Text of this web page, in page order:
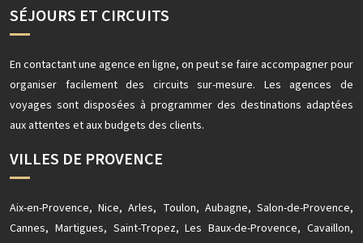
SÉJOURS ET CIRCUITS
En contactant une agence en ligne, on peut se faire accompagner pour
organiser facilement des circuits sur-mesure. Les agences de
voyages sont disposées à programmer des destinations adaptées
aux attentes et aux budgets des clients.
VILLES DE PROVENCE
Aix-en-Provence, Nice, Arles, Toulon, Aubagne, Salon-de-Provence,
Cannes, Martigues, Saint-Tropez, Les Baux-de-Provence, Cavaillon,